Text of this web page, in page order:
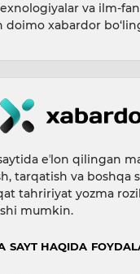
va ilm-fan
doimo xabardor
eʼlon qilingan
tarqatish va boshqa
tahririyat yozma
mumkin.
SAYT HAQIDA